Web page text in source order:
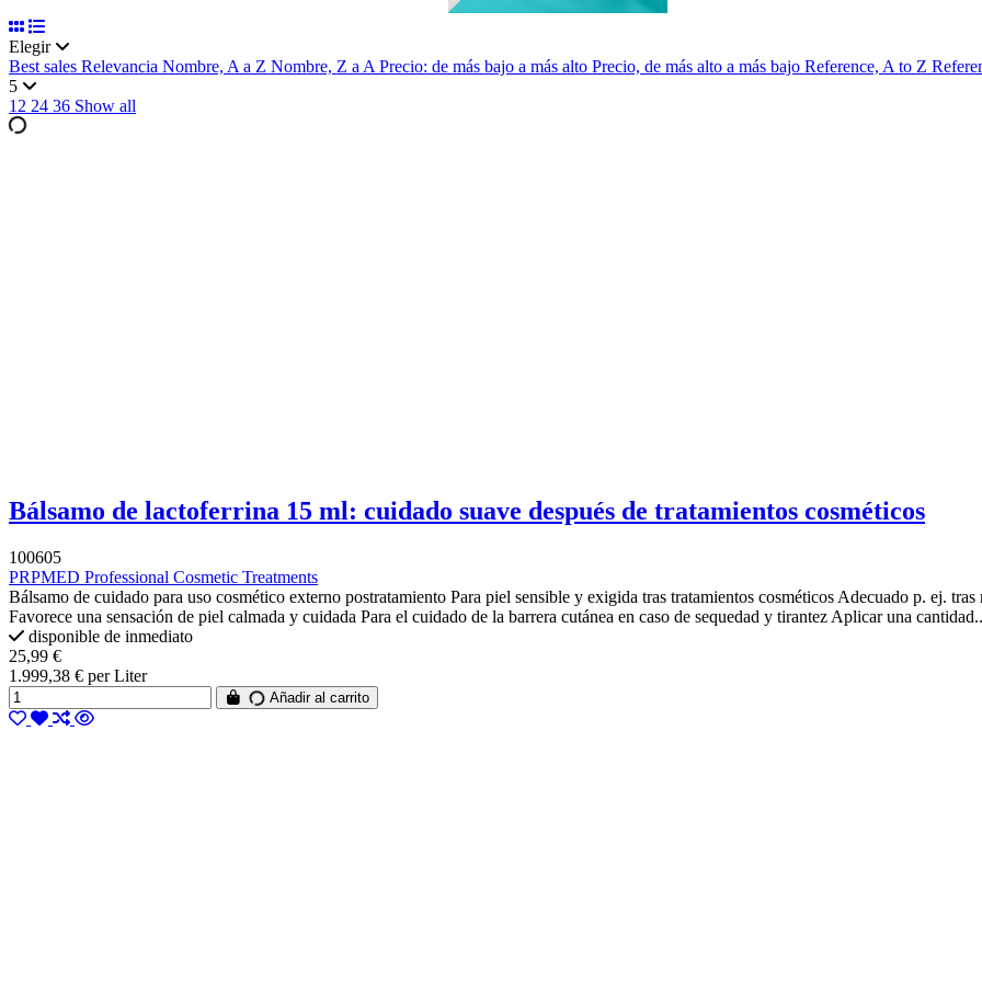
Elegir
Best sales Relevancia Nombre, A a Z Nombre, Z a APrecio: de más bajo a más alto Precio, de más alto a más bajo Reference, A to Z
5
12 24 36 Show all
Bálsamo de lactoferrina 15 ml: cuidado suave después de tratamientos cosméticos
100605
PRPMED Professional Cosmetic Treatments
Bálsamo de cuidado para uso cosmético externo postratamiento Para piel sensible y exigida tras tratamientos cosméticos Adecuado p. ej.
Favorece una sensación de piel calmada y cuidada Para el cuidado de la barrera cutánea en caso de sequedad y tirantez Aplicar una
disponible de inmediato
25,99 €
1.999,38 € per Liter
Añadir al carrito